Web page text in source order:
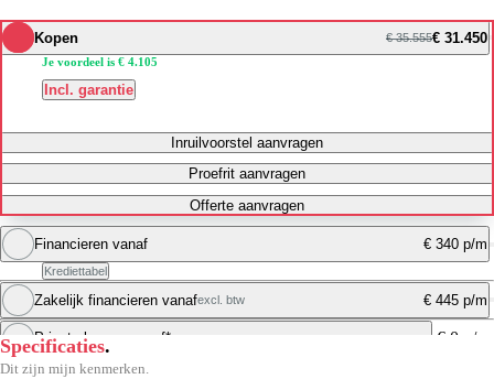
Kopen € 35.555€ 31.450
Je voordeel is € 4.105
Incl. garantie
Inruilvoorstel aanvragen
Proefrit aanvragen
Offerte aanvragen
Financieren vanaf € 340 p/m
Krediettabel
Maandbedrag berekenen
Zakelijk financieren vanafexcl. btw € 445 p/m
Private leasen vanaf* € 0 p/m
Specificaties.
Dit zijn mijn kenmerken.